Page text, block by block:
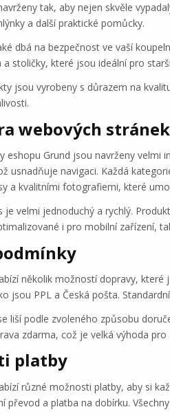
tak, aby nejen skvěle
a další praktické pomůcky.
dbá na bezpečnost ve vaší
a stoličky, které jsou ideální pro
jsou vyrobeny s důrazem na
webových
eshopu Grund jsou navrženy
usnadňuje navigaci. Každá
a kvalitními fotografiemi, které
je velmi jednoduchý a rychlý.
i pro mobilní zařízení,
několik možností dopravy,
jsou PPL a Česká pošta.
liší podle zvoleného způsobu
zdarma, což je velká výhoda
platby
různé možnosti platby, aby si
převod a platba na dobírku.